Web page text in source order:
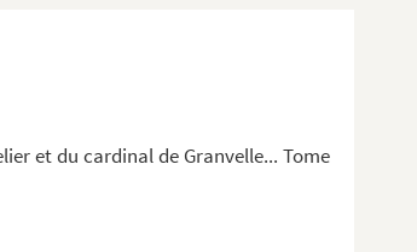
et du cardinal de Granvelle... Tome